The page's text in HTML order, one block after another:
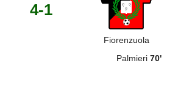
4-1
Fiorenzuola
Palmieri 70'